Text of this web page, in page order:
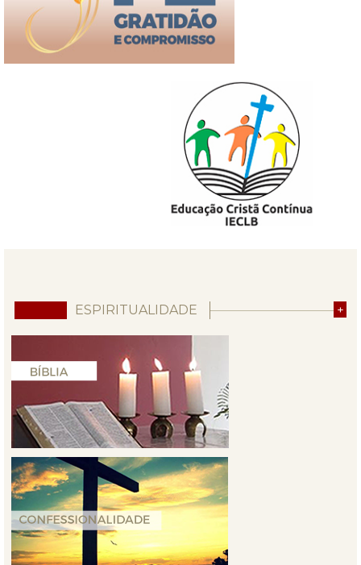
ESPIRITUALIDADE +